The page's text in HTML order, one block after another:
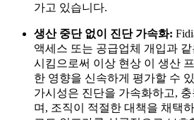
가고 있습니다.
생산 중단 없이 진단 가속화:
액세스 또는 공급업체 개입과
시킴으로써 이상 현상 이 생산
한 영향을 신속하게 평가할 수
가시성은 진단을 가속화하고,
며, 조직이 적절한 대책을 채택